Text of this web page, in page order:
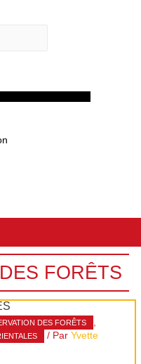
FORÊTS
DES FORÊTS ,
/ ParYvette